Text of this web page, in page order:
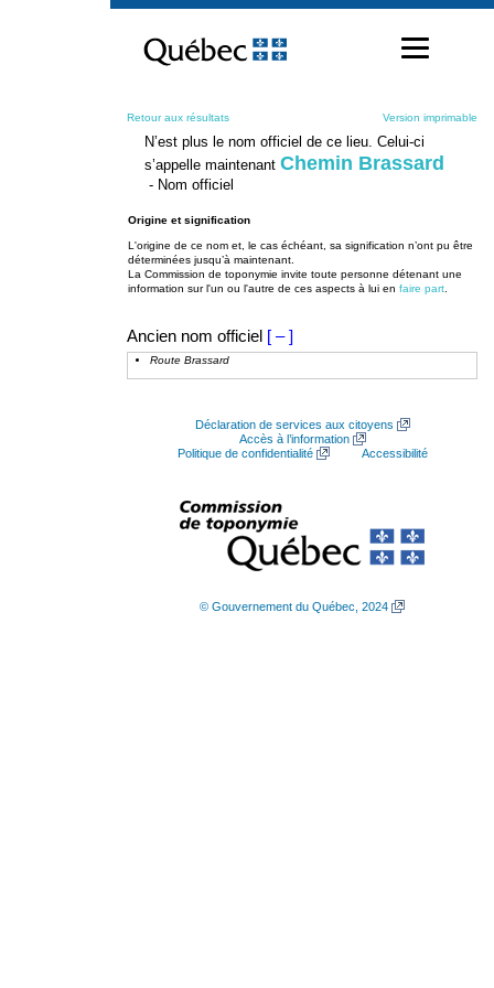
contenu
Retour aux résultats Version imprimable
N’est plus le nom officiel de ce lieu. Celui-ci
s’appelle maintenant Chemin Brassard
- Nom officiel
Origine et signification
L'origine de ce nom et, le cas échéant, sa signification n’ont pu être
déterminées jusqu’à maintenant.
La Commission de toponymie invite toute personne détenant une
information sur l'un ou l'autre de ces aspects à lui en faire part
Ancien nom officiel [ – ]
Route Brassard
Déclaration de services aux citoyens
Accès à l’information
Politique de confidentialité
Accessibilité
© Gouvernement du Québec, 2024